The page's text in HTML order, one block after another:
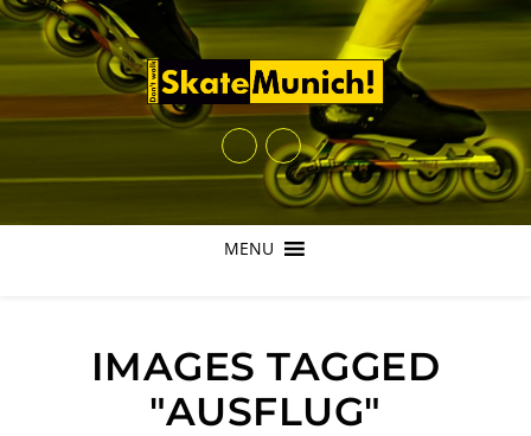
MENU
IMAGES TAGGED
"AUSFLUG"